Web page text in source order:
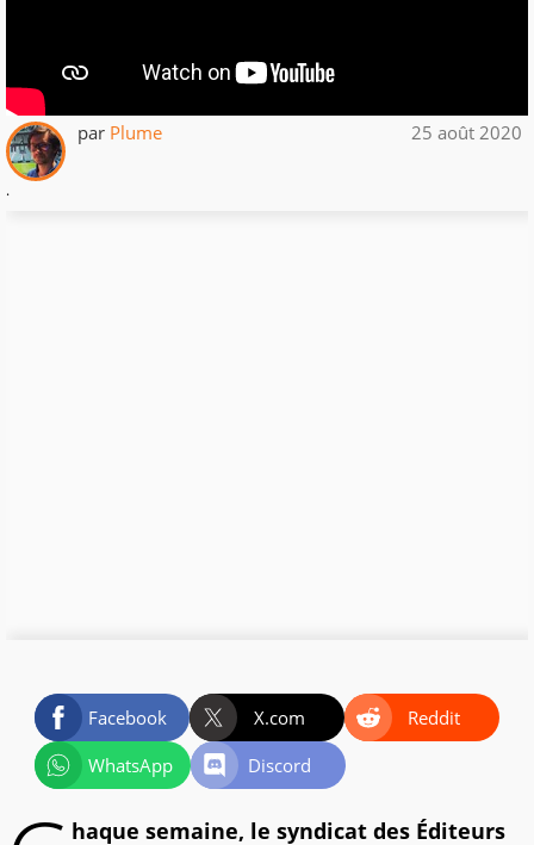
par Plume 25 août 2020
.
Facebook X.com
Reddit
WhatsApp
Discord
haque semaine, le syndicat des Éditeurs